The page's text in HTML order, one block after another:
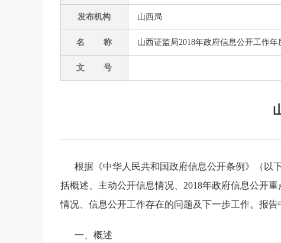
发布机构 山西局
名 称 山西证监局2018年政府信息公开工作年
文 号
根据《中华人民共和国政府信息公开条例》（以
括概述、主动公开信息情况、 2018年政府信息公开
情况、信息公开工作存在的问题及下一步工作。报
一、概述